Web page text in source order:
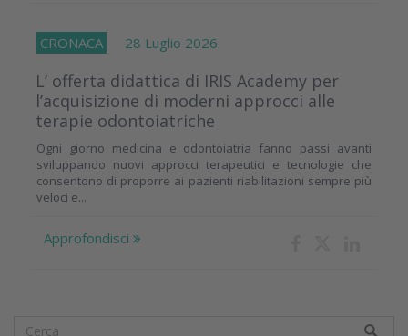
CRONACA 28 Luglio 2026
L’ offerta didattica di IRIS Academy per
l’acquisizione di moderni approcci alle
terapie odontoiatriche
Ogni giorno medicina e odontoiatria fanno passi avanti
sviluppando nuovi approcci terapeutici e tecnologie che
consentono di proporre ai pazienti riabilitazioni sempre più
veloci e...
Approfondisci